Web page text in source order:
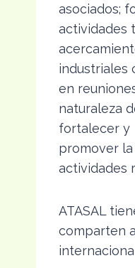
asociados;
actividades
industriales
en
naturaleza
fortalecer y
promover
actividades
ATASAL
comparten